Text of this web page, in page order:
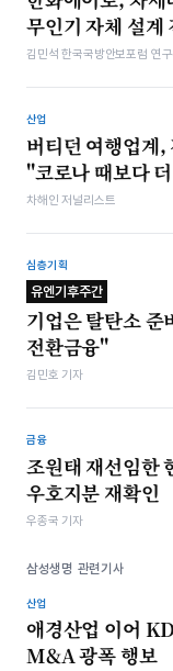
무인기 자체 설계
김민석 한국국방안보포럼 연구
산업
버티던 여행업계,
"코로나 때보다
차해인 저널리스트
심층기획
유엔기후주간
기업은 탈탄소 준
전환금융"
김민호 기자
금융
조원태 재선임한
우호지분 재확인
우종국 기자
삼성생명 관련기사
산업
애경산업 이어
M&A 광폭 행보